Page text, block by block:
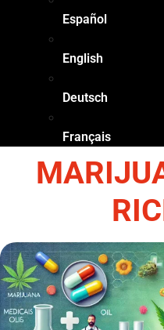
Español
English
Deutsch
Français